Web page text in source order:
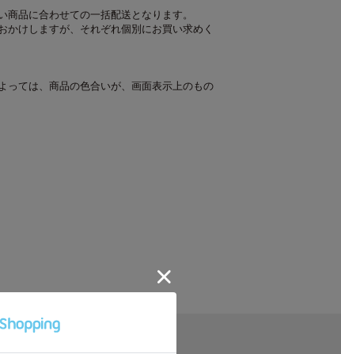
品に合わせての一括配送となります。
けしますが、それぞれ個別にお買い求めく
ては、商品の色合いが、画面表示上のもの